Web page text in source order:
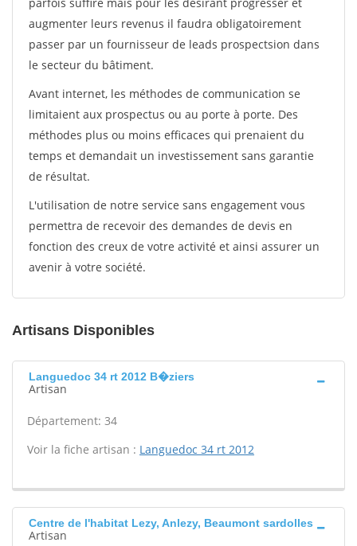
augmenter leurs revenus il faudra obligatoirement
passer par un fournisseur de leads prospectsion dans
le secteur du bâtiment.
Avant internet, les méthodes de communication se
limitaient aux prospectus ou au porte à porte. Des
méthodes plus ou moins efficaces qui prenaient du
temps et demandait un investissement sans garantie
de résultat.
L'utilisation de notre service sans engagement vous
permettra de recevoir des demandes de devis en
fonction des creux de votre activité et ainsi assurer un
avenir à votre société.
Artisans Disponibles
Languedoc 34 rt 2012 B�ziers
Artisan
Département: 34
Voir la fiche artisan : Languedoc 34 rt 2012
Centre de l'habitat Lezy, Anlezy, Beaumont sardolles
Artisan